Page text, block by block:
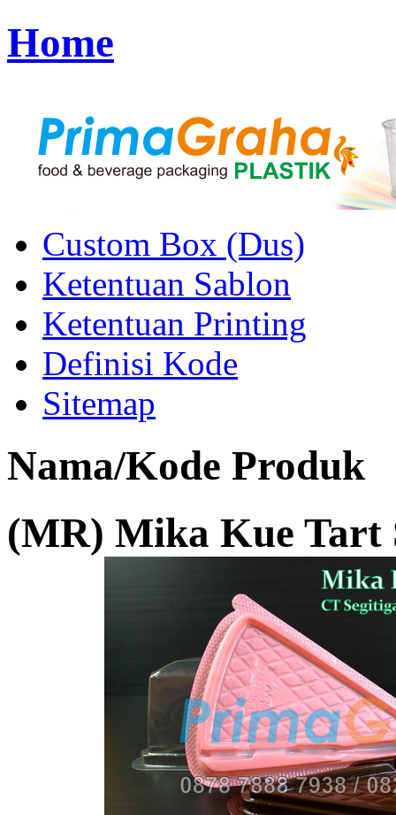
Home
Custom Box (Dus)
Ketentuan Sablon
Ketentuan Printing
Definisi Kode
Sitemap
Nama/Kode Produk
(MR) Mika Kue Tart